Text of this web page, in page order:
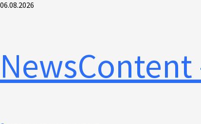
Перейти
06.08.2026